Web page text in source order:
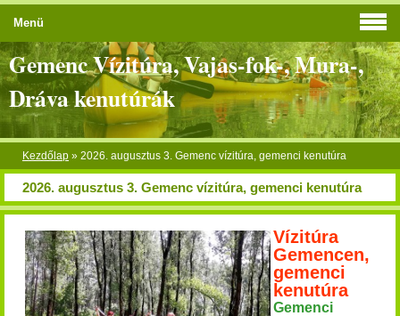
Gemenc Vízitúra, Vajas-fok-, Mura-,
Dráva kenutúrák
Kezdőlap » 2026. augusztus 3. Gemenc vízitúra, gemenci kenutúra
2026. augusztus 3. Gemenc vízitúra, gemenci kenutúra
Vízitúra
Gemencen,
gemenci
kenutúra
Gemenci
Menü